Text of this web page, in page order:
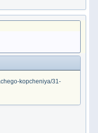
kopcheniya/31-